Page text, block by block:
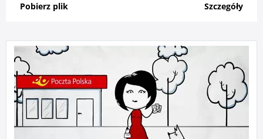
Pobierz plik
Szczegóły